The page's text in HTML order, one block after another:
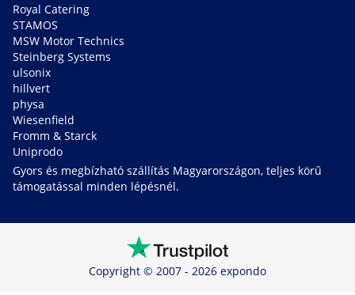
Royal Catering
STAMOS
MSW Motor Technics
Steinberg Systems
ulsonix
hillvert
physa
Wiesenfield
Fromm & Starck
Uniprodo
Gyors és megbízható szállítás Magyarországon, teljes körű
támogatással minden lépésnél.
Copyright © 2007 - 2026 expondo